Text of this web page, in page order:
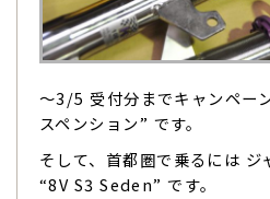
〜3/5 受付分までキャンペー
スペンション” です。
そして、首都圏で乗るには ジ
“8V S3 Seden” です。